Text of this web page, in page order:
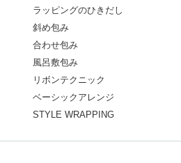
ラッピングのひきだし
斜め包み
合わせ包み
風呂敷包み
リボンテクニック
ベーシックアレンジ
STYLE WRAPPING